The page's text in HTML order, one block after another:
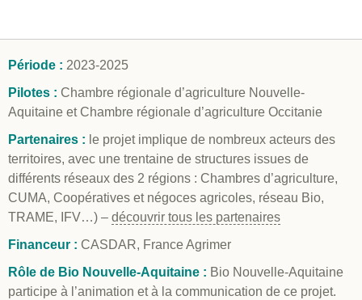
Période : 2023-2025
Pilotes : Chambre régionale d’agriculture Nouvelle-
Aquitaine et Chambre régionale d’agriculture Occitanie
Partenaires : le projet implique de nombreux acteurs des
territoires, avec une trentaine de structures issues de
différents réseaux des 2 régions : Chambres d’agriculture,
CUMA, Coopératives et négoces agricoles, réseau Bio,
TRAME, IFV…) – découvrir tous les partenaires
Financeur : CASDAR, France Agrimer
Rôle de Bio Nouvelle-Aquitaine : Bio Nouvelle-Aquitaine
participe à l’animation et à la communication de ce projet.